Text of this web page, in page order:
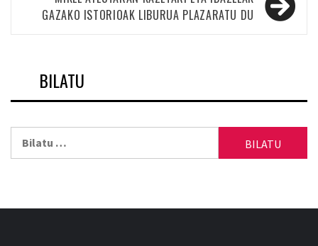
GAZAKO ISTORIOAK LIBURUA PLAZARATU DU
BILATU